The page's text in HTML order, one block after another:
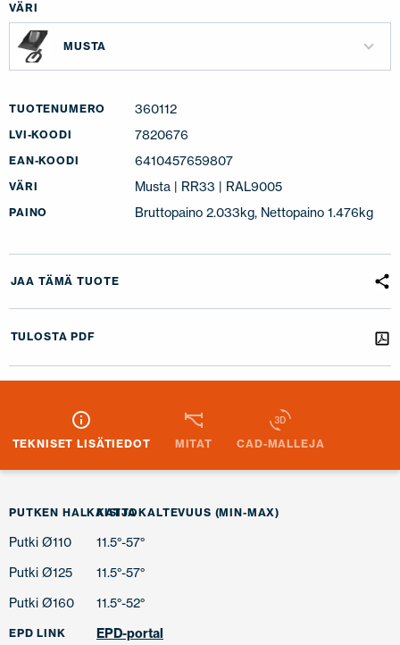
VÄRI
MUSTA
TUOTENUMERO 360112
LVI-KOODI 7820676
EAN-KOODI 6410457659807
VÄRI Musta | RR33 | RAL9005
PAINO Bruttopaino 2.033kg, Nettopaino 1.476kg
JAA TÄMÄ TUOTE
TULOSTA PDF
TEKNISET LISÄTIEDOT MITAT CAD-MALLEJA
PUTKEN HALKAISIJAKATTOKALTEVUUS (MIN-MAX)
Putki Ø110
11.5°-57°
Putki Ø125
11.5°-57°
Putki Ø160
11.5°-52°
EPD LINK EPD-portal